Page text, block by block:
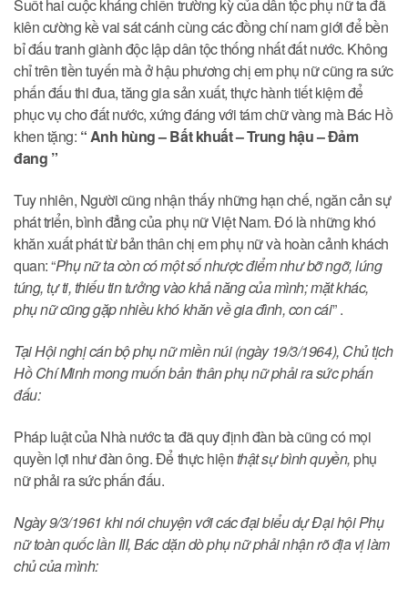
Suốt hai cuộc kháng chiến trường kỳ của dân tộc phụ nữ ta đã
kiên cường kề vai sát cánh cùng các đồng chí nam giới để bền
bỉ đấu tranh giành độc lập dân tộc thống nhất đất nước. Không
chỉ trên tiền tuyến mà ở hậu phương chị em phụ nữ cũng ra sức
phấn đấu thi đua, tăng gia sản xuất, thực hành tiết kiệm để
phục vụ cho đất nước, xứng đáng với tám chữ vàng mà Bác Hồ
khen tặng: “ Anh hùng – Bất khuất – Trung hậu – Đảm
đang ”
Tuy nhiên, Người cũng nhận thấy những hạn chế, ngăn cản sự
phát triển, bình đẳng của phụ nữ Việt Nam. Đó là những khó
khăn xuất phát từ bản thân chị em phụ nữ và hoàn cảnh khách
quan: “Phụ nữ ta còn có một số nhược điểm như bỡ ngỡ, lúng
túng, tự ti, thiếu tin tưởng vào khả năng của mình; mặt khác,
phụ nữ cũng gặp nhiều khó khăn về gia đình, con cái” .
Tại Hội nghị cán bộ phụ nữ miền núi (ngày 19/3/1964), Chủ tịch
Hồ Chí Minh mong muốn bản thân phụ nữ phải ra sức phấn
đấu:
Pháp luật của Nhà nước ta đã quy định đàn bà cũng có mọi
quyền lợi như đàn ông. Để thực hiệnthật sự bình quyền, phụ
nữ phải ra sức phấn đấu.
Ngày 9/3/1961 khi nói chuyện với các đại biểu dự Đại hội Phụ
nữ toàn quốc lần III, Bác dặn dò phụ nữ phải nhận rõ địa vị làm
chủ của mình: